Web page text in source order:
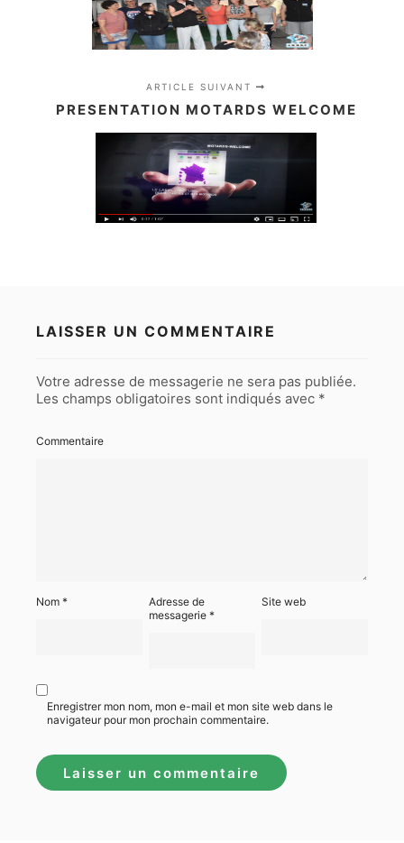
ARTICLE SUIVANT
PRESENTATION MOTARDS WELCOME
LAISSER UN COMMENTAIRE
Votre adresse de messagerie ne sera pas publiée.
Les champs obligatoires sont indiqués avec *
Commentaire
Nom *
Adresse de
messagerie*
Site web
Enregistrer mon nom, mon e-mail et mon site web dans le
navigateur pour mon prochain commentaire.